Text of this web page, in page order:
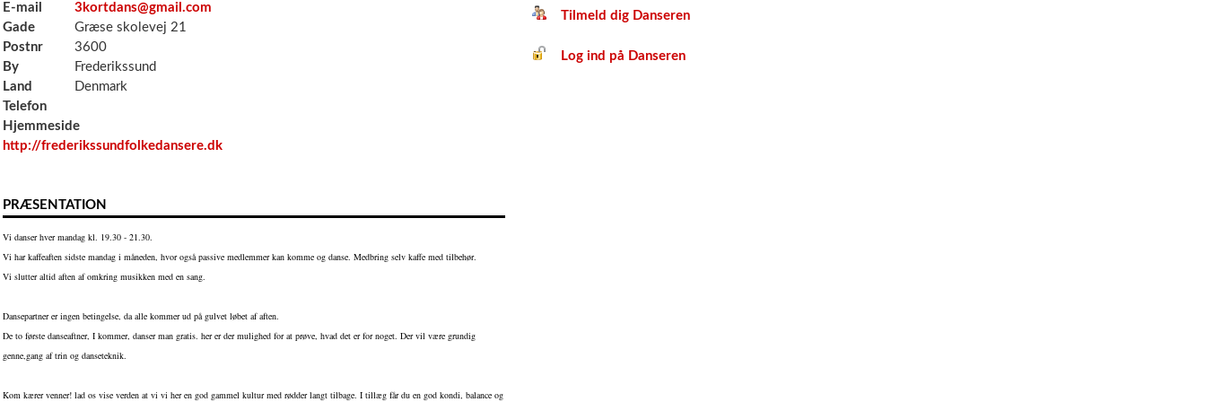
E-mail
3kortdans@gmail.com
Gade
Græse skolevej 21
Postnr
3600
By
Frederikssund
Land
Denmark
Telefon
Hjemmeside
http://frederikssundfolkedansere.dk
PRÆSENTATION
Vi danser hver mandag kl. 19.30 - 21.30.
Vi har kaffeaften sidste mandag i måneden, hvor også passive medlemmer kan komme og danse. Medbring selv kaffe med tilbehør.
Vi slutter altid aften af omkring musikken med en sang.
Dansepartner er ingen betingelse, da alle kommer ud på gulvet løbet af aften.
De to første danseaftner, I kommer, danser man gratis. her er der mulighed for at prøve, hvad det er for noget. Der vil være grundig
genne,gang af trin og danseteknik.
Kom kærer venner! lad os vise verden at vi vi her en god gammel kultur med rødder langt tilbage. I tillæg får du en god kondi, balance og
Tilmeld dig Danseren
Log ind på Danseren